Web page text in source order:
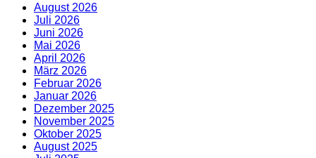
August 2026
Juli 2026
Juni 2026
Mai 2026
April 2026
März 2026
Februar 2026
Januar 2026
Dezember 2025
November 2025
Oktober 2025
August 2025